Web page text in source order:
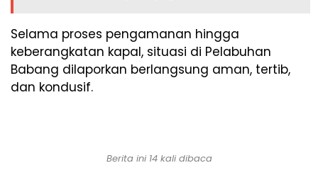
Selama proses pengamanan hingga
keberangkatan kapal, situasi di Pelabuhan
Babang dilaporkan berlangsung aman, tertib,
dan kondusif.
Berita ini 14 kali dibaca